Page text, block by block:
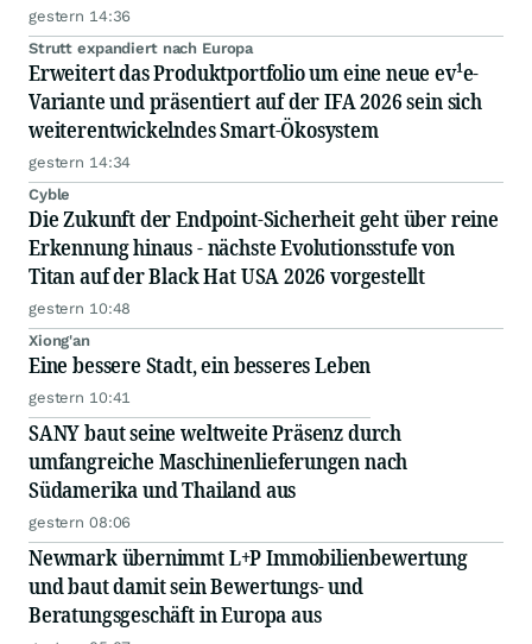
gestern 14:36
Strutt expandiert nach Europa
Erweitert das Produktportfolio um eine neue ev¹e-
Variante und präsentiert auf der IFA 2026 sein sich
weiterentwickelndes Smart-Ökosystem
gestern 14:34
Cyble
Die Zukunft der Endpoint-Sicherheit geht über reine
Erkennung hinaus - nächste Evolutionsstufe von
Titan auf der Black Hat USA 2026 vorgestellt
gestern 10:48
Xiong'an
Eine bessere Stadt, ein besseres Leben
gestern 10:41
SANY baut seine weltweite Präsenz durch
umfangreiche Maschinenlieferungen nach
Südamerika und Thailand aus
gestern 08:06
Newmark übernimmt L+P Immobilienbewertung
und baut damit sein Bewertungs- und
Beratungsgeschäft in Europa aus